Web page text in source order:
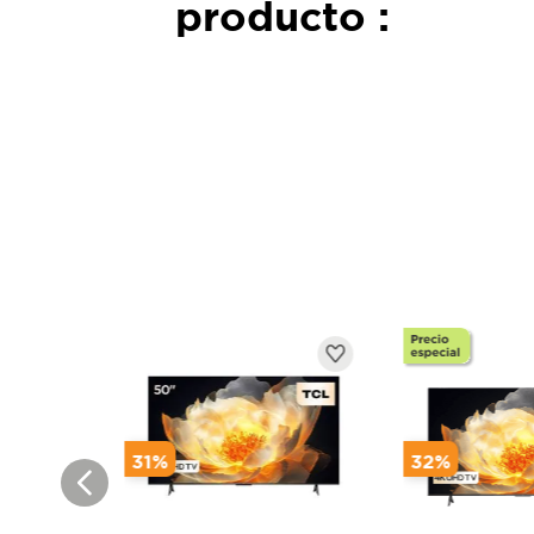
producto :
31%
Precio
Productos
32%